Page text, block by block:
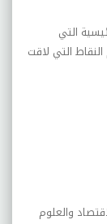
التي
التي لاقت
والعلوم